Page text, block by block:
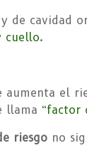
de cavidad
cuello.
aumenta el
llama “factor
riesgo no